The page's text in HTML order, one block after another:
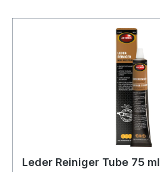
Leder Reiniger Tube 75 ml